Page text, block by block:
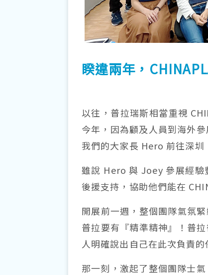
睽違兩年，
以往，普拉瑞斯相當重視
今年，因為顧及人員到海外
我們的大家長 Hero 前往深圳
雖說 Hero 與 Joey 參展經
後援支持，協助他們能在
開展前一週，整個團隊氣氛
普拉要有『精準精神』！普
人明確說出自己在此次負責的
那一刻，激起了整個團隊士